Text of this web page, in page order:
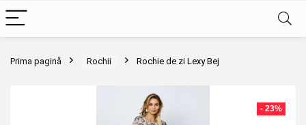
Prima pagină Rochii Rochie de zi Lexy Bej
- 23%